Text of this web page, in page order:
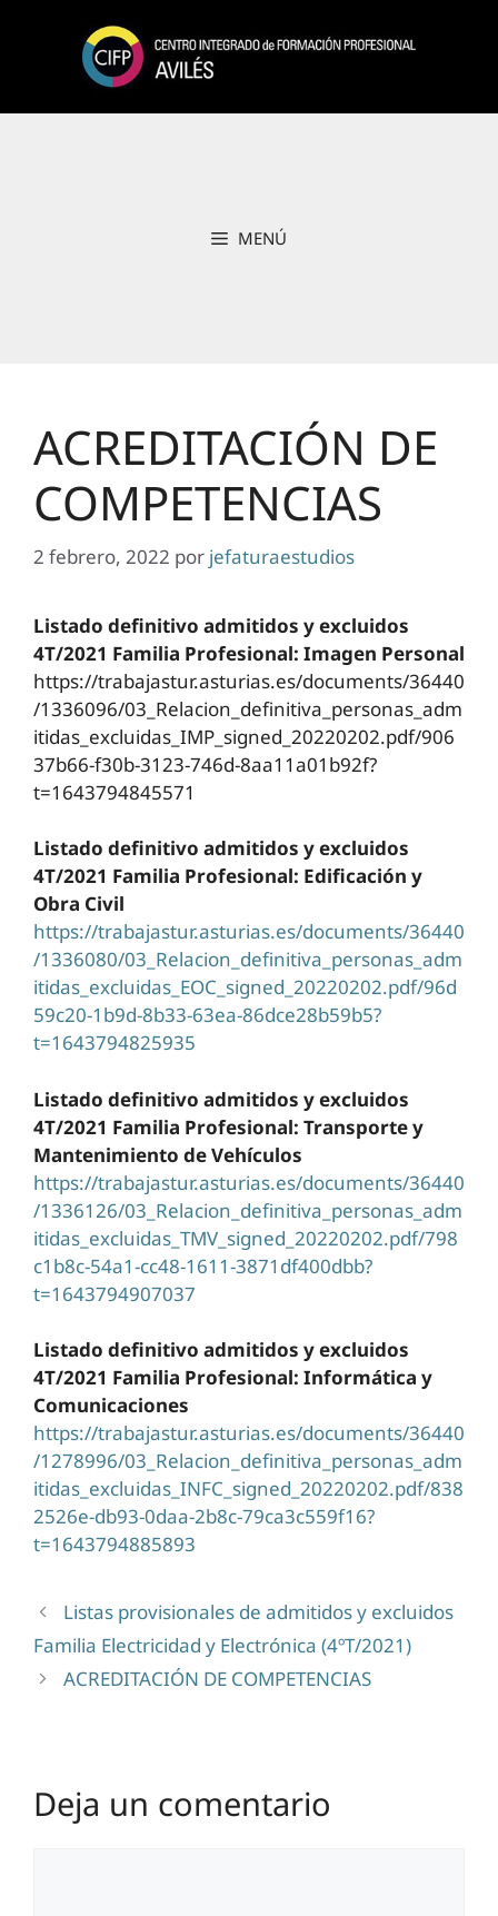
contenido
MENÚ
ACREDITACIÓN DE
COMPETENCIAS
2 febrero, 2022 por jefaturaestudios
Listado definitivo admitidos y excluidos
4T/2021 Familia Profesional: Imagen Personal
https://trabajastur.asturias.es/documents/36440
/1336096/03_Relacion_definitiva_personas_adm
itidas_excluidas_IMP_signed_20220202.pdf/906
37b66-f30b-3123-746d-8aa11a01b92f?
t=1643794845571
Listado definitivo admitidos y excluidos
4T/2021 Familia Profesional: Edificación y
Obra Civil
https://trabajastur.asturias.es/documents/36440
/1336080/03_Relacion_definitiva_personas_adm
itidas_excluidas_EOC_signed_20220202.pdf/96d
59c20-1b9d-8b33-63ea-86dce28b59b5?
t=1643794825935
Listado definitivo admitidos y excluidos
4T/2021 Familia Profesional: Transporte y
Mantenimiento de Vehículos
https://trabajastur.asturias.es/documents/36440
/1336126/03_Relacion_definitiva_personas_adm
itidas_excluidas_TMV_signed_20220202.pdf/798
c1b8c-54a1-cc48-1611-3871df400dbb?
t=1643794907037
Listado definitivo admitidos y excluidos
4T/2021 Familia Profesional: Informática y
Comunicaciones
https://trabajastur.asturias.es/documents/36440
/1278996/03_Relacion_definitiva_personas_adm
itidas_excluidas_INFC_signed_20220202.pdf/838
2526e-db93-0daa-2b8c-79ca3c559f16?
t=1643794885893
Listas provisionales de admitidos y excluidos
Familia Electricidad y Electrónica (4ºT/2021)
ACREDITACIÓN DE COMPETENCIAS
Deja un comentario